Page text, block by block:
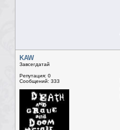
KAW
Завсегдатай
Репутация: 0
Сообщений: 333